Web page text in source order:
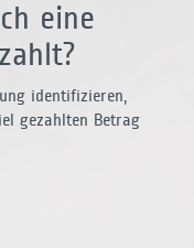
eine
identifizieren,
gezahlten Betrag